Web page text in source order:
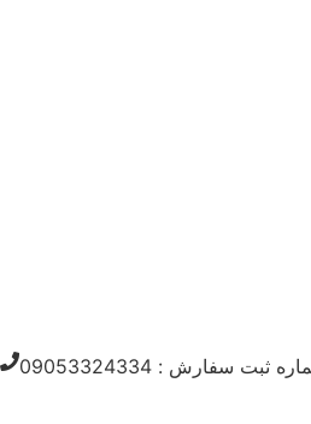
ثبت سفارش : 09053324334